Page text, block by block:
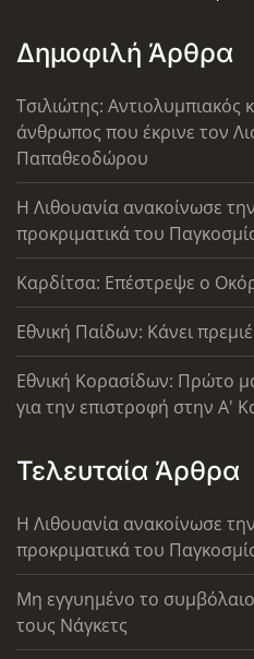
Δημοφιλή Άρθρα
Τσιλιώτης: Αντιολυμπιακός
άνθρωπος που έκρινε τον
Παπαθεοδώρου
Η Λιθουανία ανακοίνωσε
προκριματικά του
Καρδίτσα: Επέστρεψε ο
Εθνική Παίδων: Κάνει
Εθνική Κορασίδων: Πρώτο
για την επιστροφή στην Α'
Τελευταία Άρθρα
Η Λιθουανία ανακοίνωσε
προκριματικά του
Μη εγγυημένο το
τους Νάγκετς